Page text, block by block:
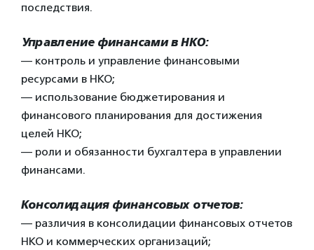
последствия.
Управление финансами в НКО:
— контроль и управление финансовыми
ресурсами в НКО;
— использование бюджетирования и
финансового планирования для достижения
целей НКО;
— роли и обязанности бухгалтера в управлении
финансами.
Консолидация финансовых отчетов:
— различия в консолидации финансовых отчетов
НКО и коммерческих организаций;